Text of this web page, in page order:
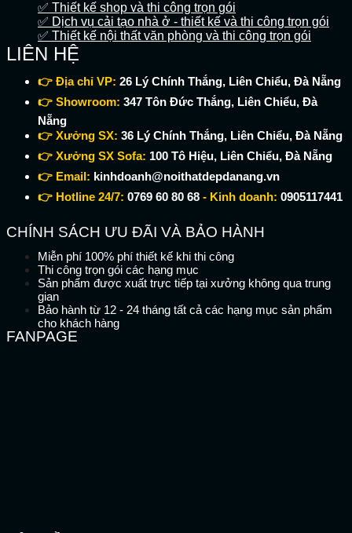
✅ Thiết kế shop và thi công trọn gói
✅ Dịch vụ cải tạo nhà ở - thiết kế và thi công trọn gói
✅ Thiết kế nội thất văn phòng và thi công trọn gói
LIÊN HỆ
👉 Địa chỉ VP: 26 Lý Chính Thắng, Liên Chiểu, Đà Nẵng
👉 Showroom: 347 Tôn Đức Thắng, Liên Chiểu, Đà
Nẵng
👉 Xưởng SX: 36 Lý Chính Thắng, Liên Chiểu, Đà Nẵng
👉 Xưởng SX Sofa: 100 Tô Hiệu, Liên Chiểu, Đà Nẵng
👉 Email: kinhdoanh@noithatdepdanang.vn
👉 Hotline 24/7: 0769 60 80 68 - Kinh doanh: 0905117441
CHÍNH SÁCH ƯU ĐÃI VÀ BẢO HÀNH
Miễn phí 100% phí thiết kế khi thi công
Thi công trọn gói các hạng mục
Sản phẩm được xuất trực tiếp tại xưởng không qua trung
gian
Bảo hành từ 12 - 24 tháng tất cả các hạng mục sản phẩm
cho khách hàng
FANPAGE